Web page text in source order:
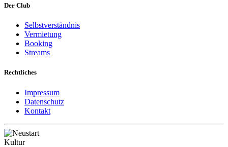
Der Club
Selbstverständnis
Vermietung
Booking
Streams
Rechtliches
Impressum
Datenschutz
Kontakt